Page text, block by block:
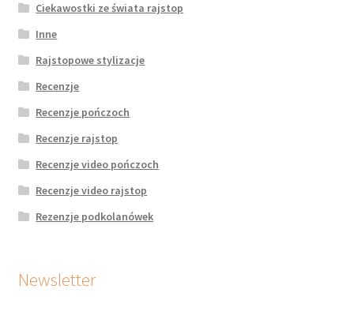
Ciekawostki ze świata rajstop
Inne
Rajstopowe stylizacje
Recenzje
Recenzje pończoch
Recenzje rajstop
Recenzje video pończoch
Recenzje video rajstop
Rezenzje podkolanówek
Newsletter